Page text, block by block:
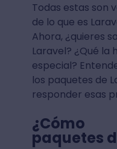
Todas estas son
de lo que es
Ahora, ¿quieres
Laravel? ¿Qué la
especial?
los paquetes de
responder esas
paquetes